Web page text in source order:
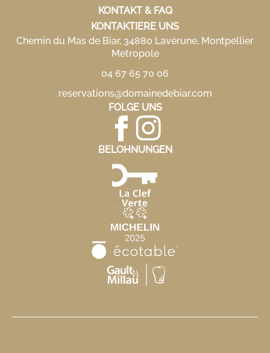
KONTAKT & FAQ
KONTAKTIERE UNS
Chemin du Mas de Biar, 34880 Lavérune, Montpellier
Metropole
04 67 65 70 06
reservations@domainedebiar.com
FOLGE UNS
BELOHNUNGEN